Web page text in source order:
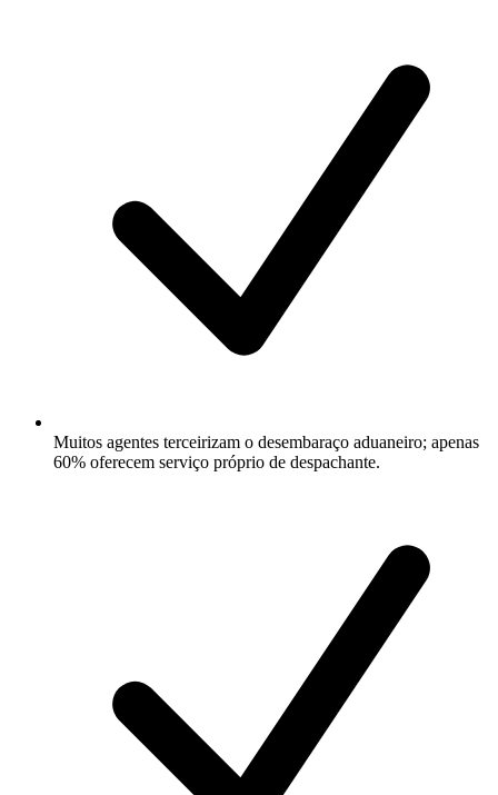
Muitos agentes terceirizam o desembaraço aduaneiro; apenas
60% oferecem serviço próprio de despachante.